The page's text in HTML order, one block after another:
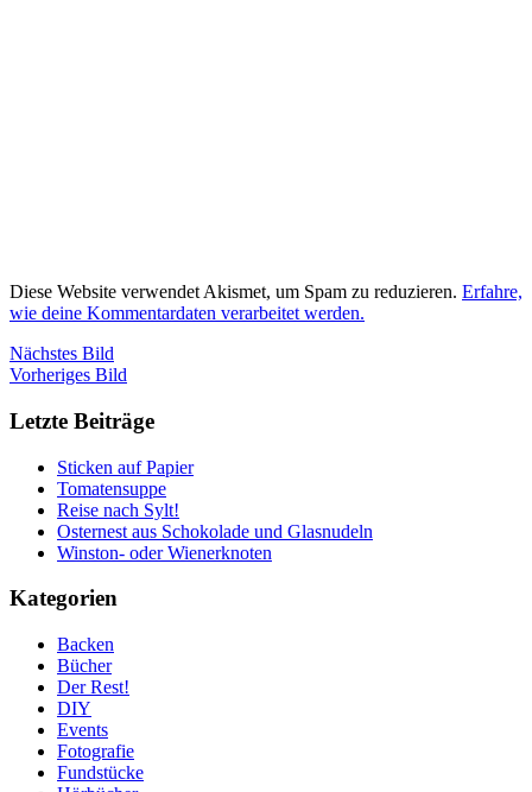
Diese Website verwendet Akismet, um Spam zu reduzieren. Erfahre,
wie deine Kommentardaten verarbeitet werden.
Nächstes Bild
Vorheriges Bild
Letzte Beiträge
Sticken auf Papier
Tomatensuppe
Reise nach Sylt!
Osternest aus Schokolade und Glasnudeln
Winston- oder Wienerknoten
Kategorien
Backen
Bücher
Der Rest!
DIY
Events
Fotografie
Fundstücke